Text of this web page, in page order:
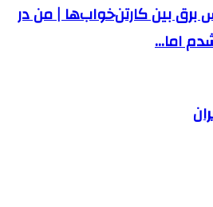
بین کارتن‌خواب‌ها | من در
اما…